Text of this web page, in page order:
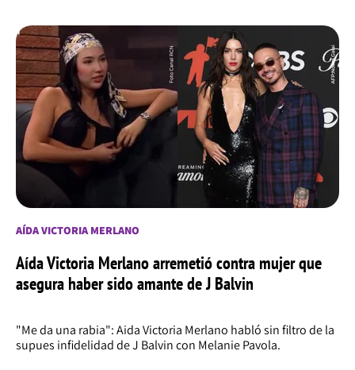
AÍDA VICTORIA MERLANO
Aída Victoria Merlano arremetió contra mujer que
asegura haber sido amante de J Balvin
"Me da una rabia": Aida Victoria Merlano habló sin filtro de la
supues infidelidad de J Balvin con Melanie Pavola.